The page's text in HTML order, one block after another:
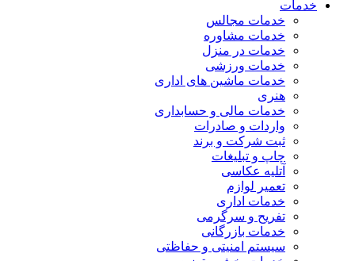
خدمات
خدمات مجالس
خدمات مشاوره
خدمات در منزل
خدمات ورزشی
خدمات ماشین های اداری
هنری
خدمات مالی و حسابداری
واردات و صادرات
ثبت شرکت و برند
چاپ و تبلیغات
آتلیه عکاسی
تعمیر لوازم
خدمات اداری
تفریح و سرگرمی
خدمات بازرگانی
سیستم امنیتی و حفاظتی